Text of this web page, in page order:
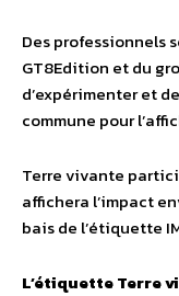
Des professionnels
GT8Edition et du
d’expérimenter et
commune pour
Terre vivante
affichera l’impact
bais de l’étiquette
L’étiquette Terre